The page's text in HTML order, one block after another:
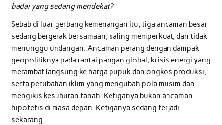
badai yang sedang mendekat?
Sebab di luar gerbang kemenangan itu, tiga ancaman besar
sedang bergerak bersamaan, saling memperkuat, dan tidak
menunggu undangan. Ancaman perang dengan dampak
geopolitiknya pada rantai pangan global, krisis energi yang
merambat langsung ke harga pupuk dan ongkos produksi,
serta perubahan iklim yang mengubah pola musim dan
mengikis kesuburan tanah. Ketiganya bukan ancaman
hipotetis di masa depan. Ketiganya sedang terjadi
sekarang.